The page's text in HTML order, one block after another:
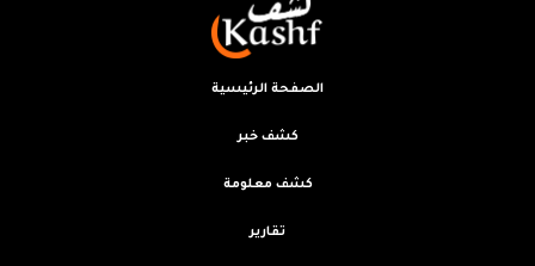
الصفحة الرئيسية
كشف خبر
كشف معلومة
تقارير